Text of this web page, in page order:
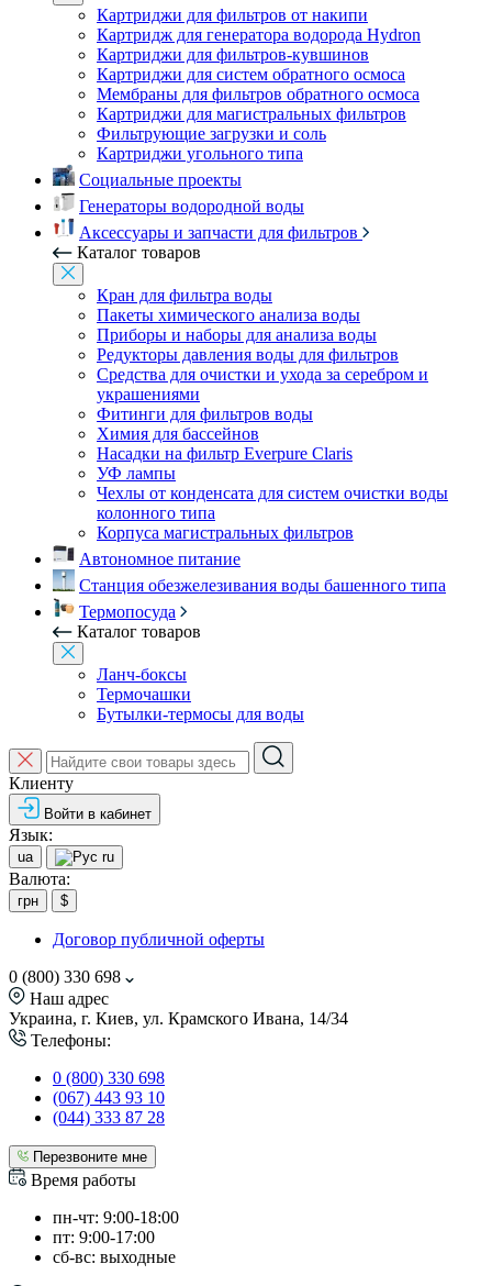
Картриджи для фильтров от накипи
Картридж для генератора водорода Hydron
Картриджи для фильтров-кувшинов
Картриджи для систем обратного осмоса
Мембраны для фильтров обратного осмоса
Картриджи для магистральных фильтров
Фильтрующие загрузки и соль
Картриджи угольного типа
Социальные проекты
Генераторы водородной воды
Аксессуары и запчасти для фильтров
Каталог товаров
Кран для фильтра воды
Пакеты химического анализа воды
Приборы и наборы для анализа воды
Редукторы давления воды для фильтров
Средства для очистки и ухода за серебром и
украшениями
Фитинги для фильтров воды
Химия для бассейнов
Насадки на фильтр Everpure Claris
УФ лампы
Чехлы от конденсата для систем очистки воды
колонного типа
Корпуса магистральных фильтров
Автономное питание
Станция обезжелезивания воды башенного типа
Термопосуда
Каталог товаров
Ланч-боксы
Термочашки
Бутылки-термосы для воды
Клиенту
Войти в кабинет
Язык:
ua ru
Валюта:
грн $
Договор публичной оферты
0 (800) 330 698
Наш адрес
Украина, г. Киев, ул. Крамского Ивана, 14/34
Телефоны:
0 (800) 330 698
(067) 443 93 10
(044) 333 87 28
Перезвоните мне
Время работы
пн-чт: 9:00-18:00
пт: 9:00-17:00
сб-вс: выходные